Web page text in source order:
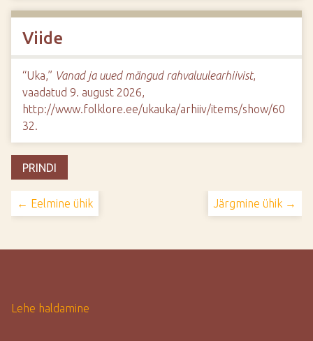
Viide
“Uka,” Vanad ja uued mängud rahvaluulearhiivist,
vaadatud 9. august 2026,
http://www.folklore.ee/ukauka/arhiiv/items/show/60
32.
PRINDI
← Eelmine ühik Järgmine ühik →
Lehe haldamine